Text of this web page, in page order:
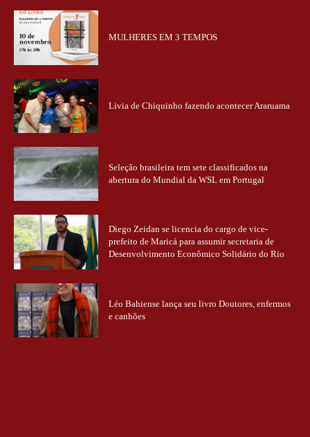
MULHERES EM 3 TEMPOS
Livia de Chiquinho fazendo acontecer Araruama
Seleção brasileira tem sete classificados na
abertura do Mundial da WSL em Portugal
Diego Zeidan se licencia do cargo de vice-
prefeito de Maricá para assumir secretaria de
Desenvolvimento Econômico Solidário do Rio
Léo Bahiense lança seu livro Doutores, enfermos
e canhões